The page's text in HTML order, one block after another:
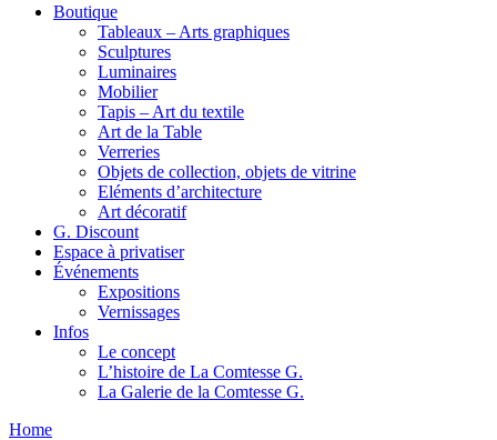
Boutique
Tableaux – Arts graphiques
Sculptures
Luminaires
Mobilier
Tapis – Art du textile
Art de la Table
Verreries
Objets de collection, objets de vitrine
Eléments d’architecture
Art décoratif
G. Discount
Espace à privatiser
Événements
Expositions
Vernissages
Infos
Le concept
L’histoire de La Comtesse G.
La Galerie de la Comtesse G.
Home